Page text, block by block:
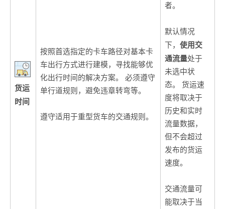
货运
时间
按照首选指定的卡车路径对基本卡
车出行方式进行建模，寻找能够优
化出行时间的解决方案。 必须遵守
单行道规则，避免违章转弯等。
遵守适用于重型货车的交通规则。
者。
默认情况
下，使用交
通流量处于
未选中状
态。 货运速
度将取决于
历史和实时
流量数据，
但不会超过
发布的货运
速度。
交通流量可
能取决于当